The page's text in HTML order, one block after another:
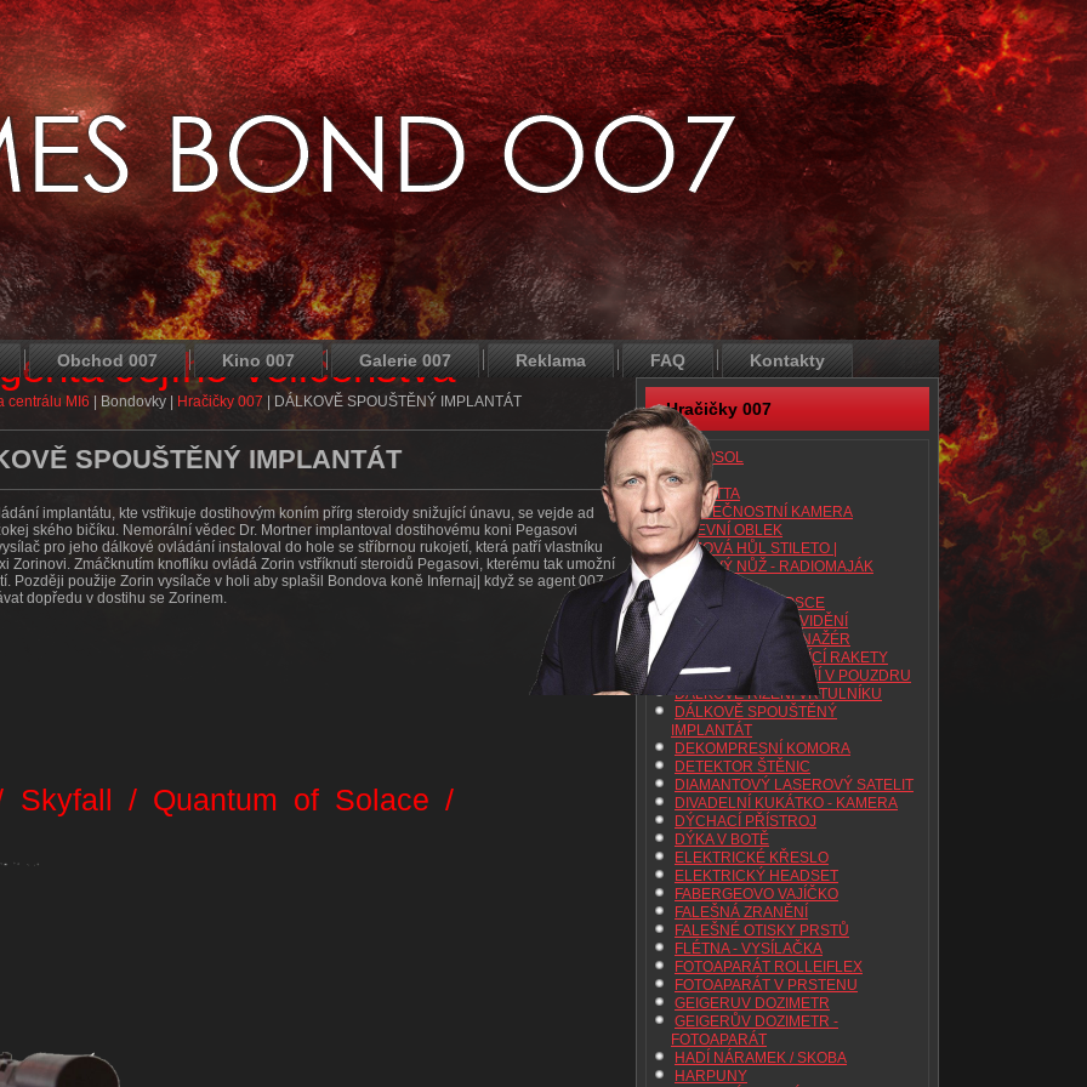
Jejího Veličenstva
/ Quantum of Solace /
Obchod 007 Kino 007 Galerie 007 Reklama FAQ Kontakty
centrálu MI6 Bondovky Hračičky 007 DÁLKOVĚ SPOUŠTĚNÝ IMPLANTÁT
SPOUŠTĚNÝ IMPLANTÁT
implantátu, kte vstřikuje dostihovým koním přírg steroidy snižující únavu, se vejde ad
ského bičíku. Nemorální vědec Dr. Mortner implantoval dostihovému koni Pegasovi
pro jeho dálkové ovládání instaloval do hole se stříbrnou rukojetí, která patří vlastníku
Zorinovi. Zmáčknutím knoflíku ovládá Zorin vstříknutí steroidů Pegasovi, kterému tak umožní
Později použije Zorin vysílače v holi aby splašil Bondova koně Infernaj| když se agent 007
dopředu v dostihu se Zorinem.
Hračičky 007
AEROSOL
ATAC
BERETTA
BEZPEČNOSTNÍ KAMERA
BITEVNÍ OBLEK
BOJOVÁ HŮL STILETO |
BOJOVÝ NŮŽ - RADIOMAJÁK
BOMBA
BOMBA V TERMOSCE
BRÝLE NOČNÍHO VIDĚNÍ
CENTRIFUGA TRENAŽÉR
CIGARETA STŘÍLEJÍCÍ RAKETY
DÁLKOVÉ OVLÁDÁNÍ V POUZDRU
DÁLKOVÉ ŘÍZENÍ VRTULNÍKU
DÁLKOVĚ SPOUŠTĚNÝ
IMPLANTÁT
DEKOMPRESNÍ KOMORA
DETEKTOR ŠTĚNIC
DIAMANTOVÝ LASEROVÝ SATELIT
DIVADELNÍ KUKÁTKO - KAMERA
DÝCHACÍ PŘÍSTROJ
DÝKA V BOTĚ
ELEKTRICKÉ KŘESLO
ELEKTRICKÝ HEADSET
FABERGEOVO VAJÍČKO
FALEŠNÁ ZRANĚNÍ
FALEŠNÉ OTISKY PRSTŮ
FLÉTNA - VYSÍLAČKA
FOTOAPARÁT ROLLEIFLEX
FOTOAPARÁT V PRSTENU
GEIGERUV DOZIMETR
GEIGERŮV DOZIMETR -
FOTOAPARÁT
HADÍ NÁRAMEK / SKOBA
HARPUNY